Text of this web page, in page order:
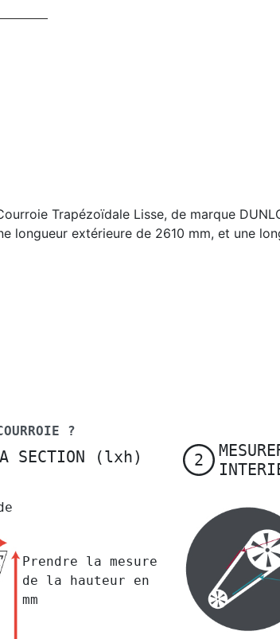
Trapézoïdale Lisse, de marque
longueur extérieure de 2610 mm, et une
?
SECTION (lxh)
Prendre la mesure
de la hauteur en
mm
2